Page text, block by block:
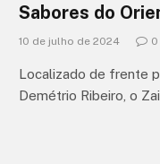
Sabores do
10 de julho de 2024 0
Localizado de frente
Demétrio Ribeiro, o